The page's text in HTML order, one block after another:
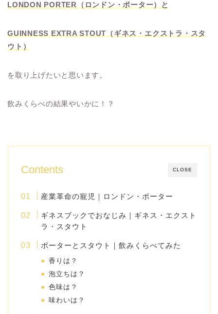
LONDON PORTER（ロンドン・ポーター）と
GUINNESS EXTRA STOUT（ギネス・エクストラ・スタ
ウト）
を取り上げたいと思います。
飲みくらべの結果やいかに！？
CLOSE
Contents
産業革命の寵児｜ロンドン・ポーター
ギネスブックでおなじみ｜ギネス・エクスト
ラ・スタウト
ポーターとスタウト｜飲みくらべてみた
香りは？
泡立ちは？
色味は？
味わいは？